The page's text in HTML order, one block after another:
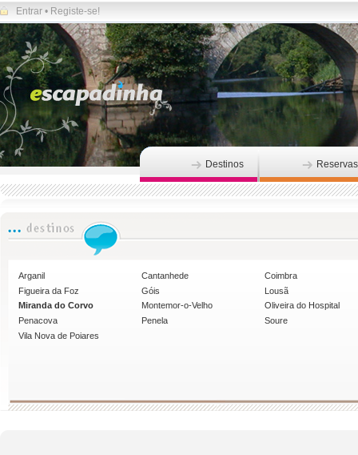
Entrar • Registe-se!
Destinos Reservas
Arganil Cantanhede
Coimbra
Figueira da Foz
Góis
Lousã
Miranda do Corvo
Montemor-o-Velho
Oliveira do Hospital
Penacova
Penela
Soure
Vila Nova de Poiares